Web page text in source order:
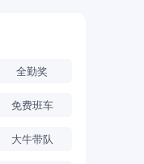
全勤奖
免费班车
大牛带队